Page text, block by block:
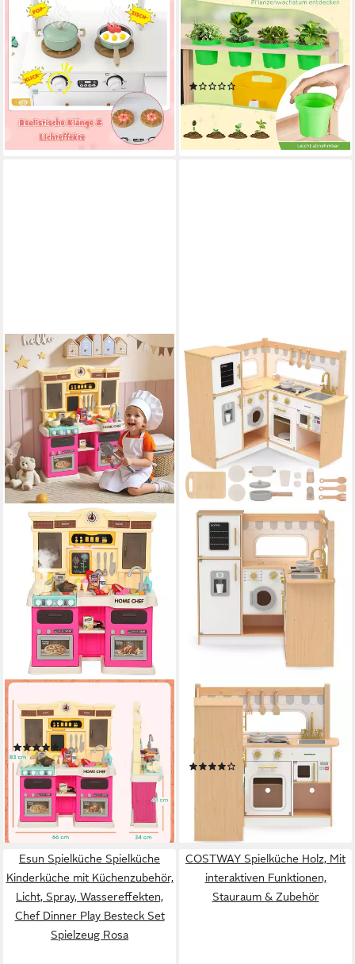
Spielküche Holz, Eckküche mit
ausziehbarer Arbeitsplatte,
Kühlschrank
140,29 € UVP 245,99 €
-43%
lieferbar - in 3-4 Werktagen bei dir
Outdoor-Spielküche Holz, Mit
Kreidetafel, Herd,
Blumentöpfen &
Kochutensilien
82,79 € UVP144,99 €
-43%
lieferbar - in 2-3 Werktagen bei dir
Spielküche Kunststoff, mit
Musik, Mehrfarbig
(1)
59,99 € 66,90 €
-10%
lieferbar - in 2-3 Werktagen bei dir
MAMABRUM
Spielküche Kinderküche aus
Holz - Komplettes Küchen-Set
für kreative Rollenspiele Holz
(19)
UVP289,00 €
lieferbar - in 3-4 Werktagen bei dir
Esun Spielküche Spielküche
Kinderküche mit Küchenzubehör,
Licht, Spray, Wassereffekten,
Chef Dinner Play Besteck Set
Spielzeug Rosa
COSTWAY Spielküche Holz, Mit
interaktiven Funktionen,
Stauraum & Zubehör